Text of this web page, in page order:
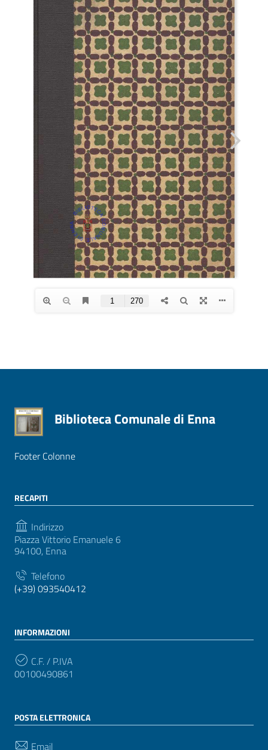
Biblioteca Comunale di Enna
Footer Colonne
RECAPITI
Indirizzo
Piazza Vittorio Emanuele 6
94100, Enna
Telefono
(+39) 093540412
INFORMAZIONI
C.F. / P.IVA
00100490861
POSTA ELETTRONICA
Email